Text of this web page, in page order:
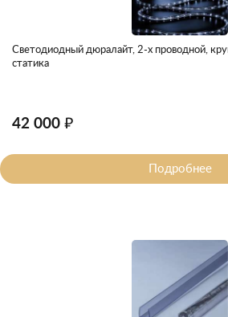
Светодиодный дюралайт, 2-х проводной,
статика
42 000 ₽
Подробнее